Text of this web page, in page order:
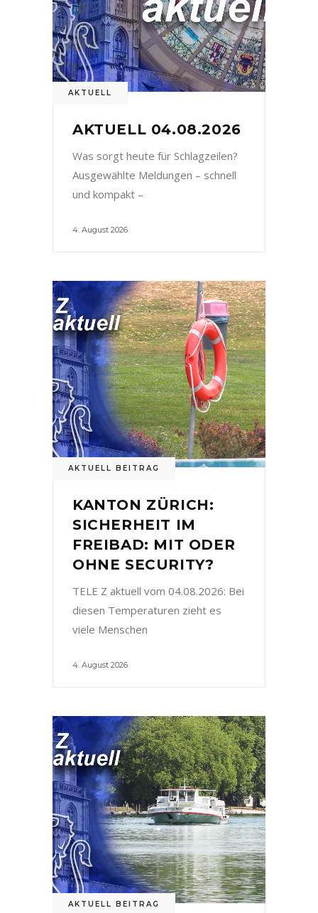
AKTUELL
AKTUELL 04.08.2026
Was sorgt heute für Schlagzeilen?
Ausgewählte Meldungen – schnell
und kompakt –
4. August 2026
AKTUELL BEITRAG
KANTON ZÜRICH:
SICHERHEIT IM
FREIBAD: MIT ODER
OHNE SECURITY?
TELE Z aktuell vom 04.08.2026: Bei
diesen Temperaturen zieht es
viele Menschen
4. August 2026
AKTUELL BEITRAG